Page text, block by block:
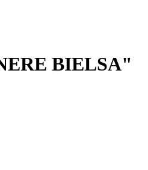
BIELSA"